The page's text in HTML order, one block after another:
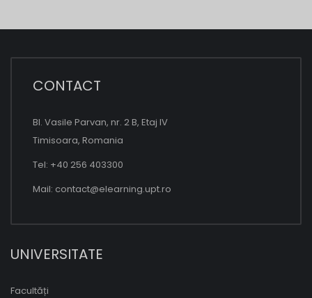
CONTACT
Bl. Vasile Parvan, nr. 2 B, Etaj IV
Timisoara, Romania
Tel: +40 256 403300
Mail: contact@elearning.upt.ro
UNIVERSITATE
Facultăți